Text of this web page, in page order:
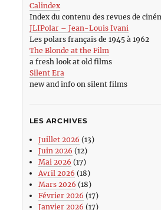
Calindex
Index du contenu des revues de
JLIPolar – Jean-Louis Ivani
Les polars français de 1945 à 1962
The Blonde at the Film
a fresh look at old films
Silent Era
new and info on silent films
LES ARCHIVES
Juillet 2026 (13)
Juin 2026 (12)
Mai 2026 (17)
Avril 2026 (18)
Mars 2026 (18)
Février 2026 (17)
Janvier 2026 (17)